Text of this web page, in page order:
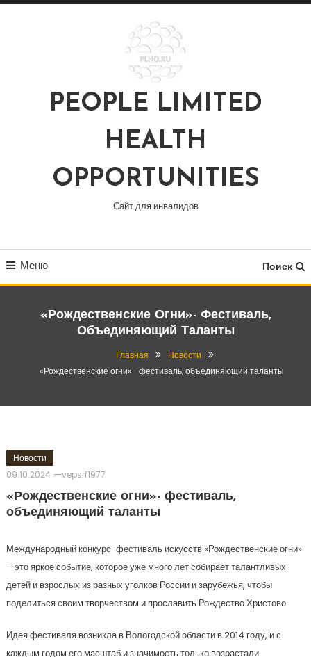
Перейти
PEOPLE LIMITED
HEALTH
OPPORTUNITIES
Сайт для инвалидов
Меню Поиск
«Рождественские Огни»- Фестиваль,
Объединяющий Таланты
Главная
Новости
«Рождественские огни»- фестиваль, объединяющий таланты
Новости
09.10.2024
vepsrf1977
«Рождественские огни»- фестиваль,
объединяющий таланты
Международный конкурс-фестиваль искусств «Рождественские огни»
– это яркое событие, которое уже много лет собирает талантливых
детей и взрослых из разных уголков России и зарубежья, чтобы
поделиться своим творчеством и прославить Рождество Христово.
Идея фестиваля возникла в Вологодской области в 2014 году, и с
каждым годом его масштаб и значимость только возрастали.